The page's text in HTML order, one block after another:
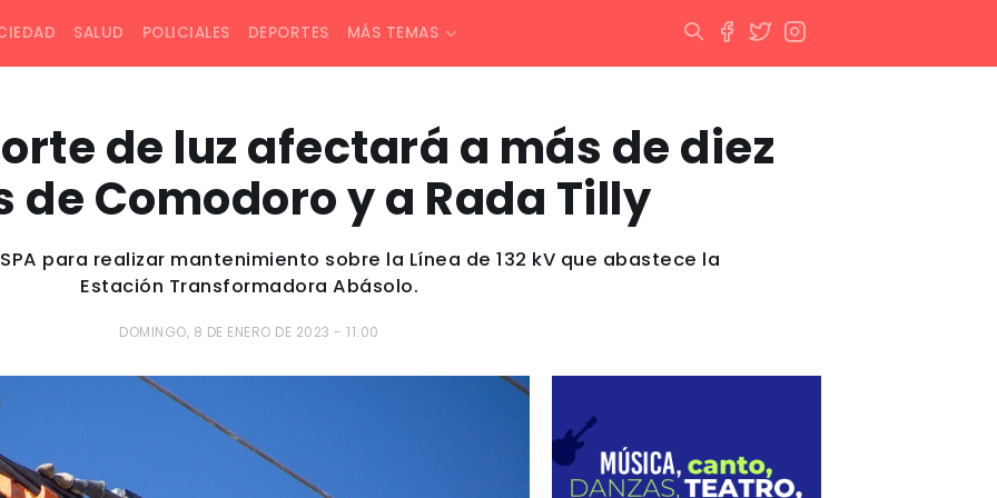
SALUD POLICIALES DEPORTES MÁS TEMAS
de luz afectará a más de diez
de Comodoro y a Rada Tilly
para realizar mantenimiento sobre la Línea de 132 kV que abastece la
Estación Transformadora Abásolo.
DOMINGO, 8 DE ENERO DE 2023 - 11:00